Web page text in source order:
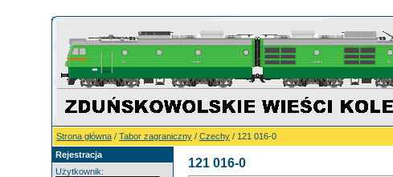
Strona główna / Tabor zagraniczny / Czechy / 121 016-0
Rejestracja
Użytkownik:
121 016-0